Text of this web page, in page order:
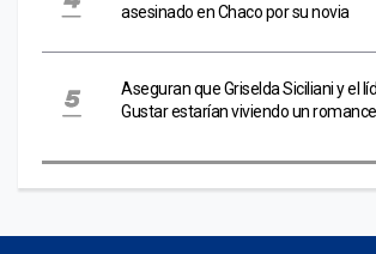
asesinado en Chaco por su novia
Aseguran que Griselda Siciliani y el
Gustar estarían viviendo un romance